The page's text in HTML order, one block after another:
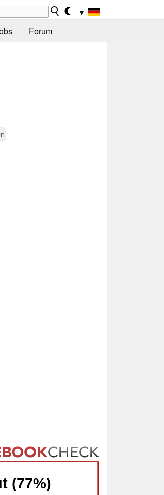
▼
Forum
(77%)